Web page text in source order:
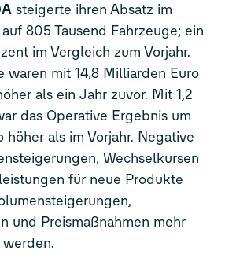
steigerte ihren Absatz im
805 Tausend Fahrzeuge; ein
im Vergleich zum Vorjahr.
waren mit 14,8 Milliarden Euro
als ein Jahr zuvor. Mit 1,2
das Operative Ergebnis um
höher als im Vorjahr. Negative
Wechselkursen
für neue Produkte
und Preismaßnahmen mehr